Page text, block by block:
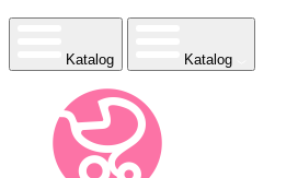
Katalog Katalog